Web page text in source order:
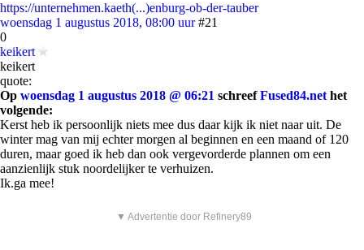
https://unternehmen.kaeth(...)enburg-ob-der-tauber
woensdag 1 augustus 2018, 08:00 uur #21
0
keikert
keikert
quote:
Op woensdag 1 augustus 2018 @ 06:21 schreefFused84.net het
volgende:
Kerst heb ik persoonlijk niets mee dus daar kijk ik niet naar uit. De
winter mag van mij echter morgen al beginnen en een maand of 120
duren, maar goed ik heb dan ook vergevorderde plannen om een
aanzienlijk stuk noordelijker te verhuizen.
Ik.ga mee!
▼ Advertentie door Refinery89